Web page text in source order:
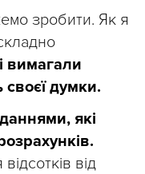
зробити. Як я
вимагали
думки.
які
від